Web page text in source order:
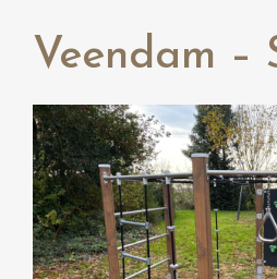
Veendam –